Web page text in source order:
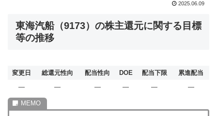
2025.06.09
東海汽船（9173）の株主還元に関する目標
等の推移
変更日 総還元性向 配当性向 DOE 配当下限
累進配当
―
― ― ― ― ―